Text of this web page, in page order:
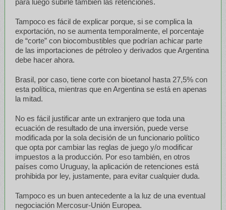
Tampoco es fácil de explicar porque, si se complica la
exportación, no se aumenta temporalmente, el porcentaje
de “corte” con biocombustibles que podrían achicar parte
de las importaciones de pétroleo y derivados que Argentina
debe hacer ahora.
Brasil, por caso, tiene corte con bioetanol hasta 27,5% con
esta política, mientras que en Argentina se está en apenas
la mitad.
No es fácil justificar ante un extranjero que toda una
ecuación de resultado de una inversión, puede verse
modificada por la sola decisión de un funcionario político
que opta por cambiar las reglas de juego y/o modificar
impuestos a la producción. Por eso también, en otros
países como Uruguay, la aplicación de retenciones está
prohibida por ley, justamente, para evitar cualquier duda.
Tampoco es un buen antecedente a la luz de una eventual
negociación Mercosur-Unión Europea.